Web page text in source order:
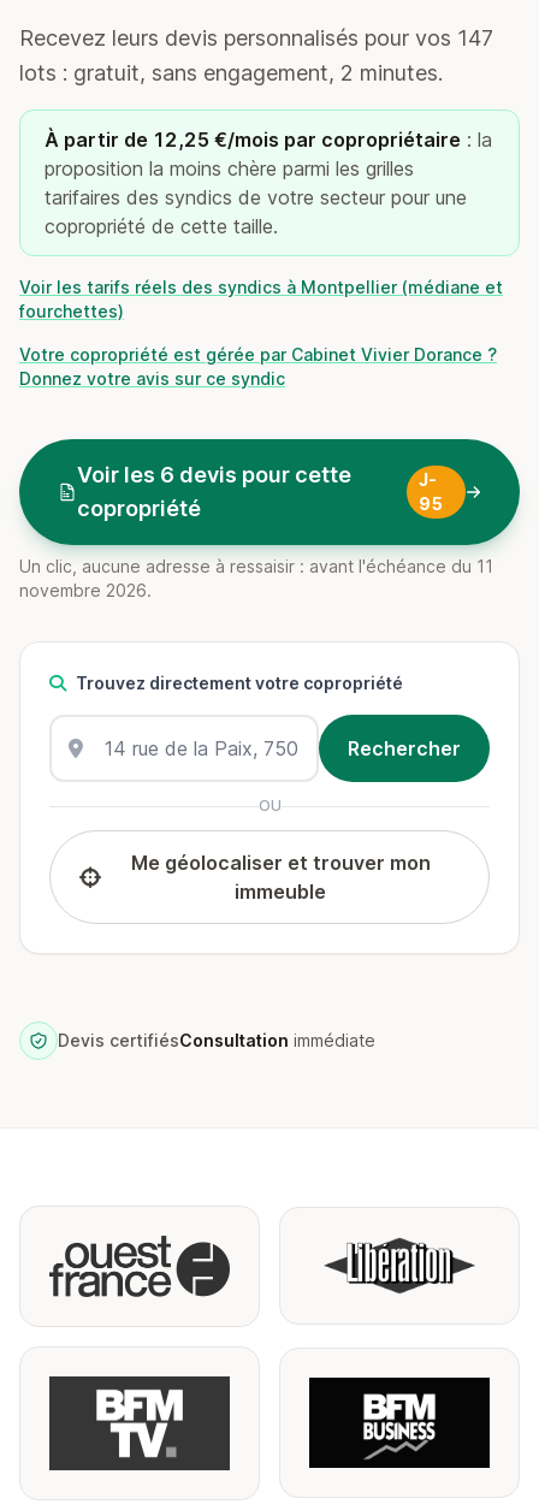
Recevez leurs devis personnalisés pour vos 147
lots : gratuit, sans engagement, 2 minutes.
À partir de 12,25 €/mois par copropriétaire : la
proposition la moins chère parmi les grilles
tarifaires des syndics de votre secteur pour une
copropriété de cette taille.
Voir les tarifs réels des syndics à Montpellier (médiane et
fourchettes)
Votre copropriété est gérée par Cabinet Vivier Dorance ?
Donnez votre avis sur ce syndic
Voir les 6 devis pour cette
copropriété
J-
95
Un clic, aucune adresse à ressaisir : avant l'échéance du 11
novembre 2026.
Trouvez directement votre copropriété
OU
Me géolocaliser et trouver mon
immeuble
Devis certifiésConsultation immédiate